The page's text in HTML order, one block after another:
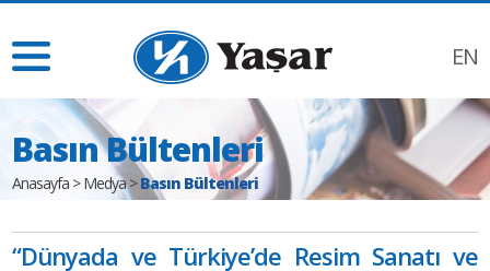
EN
Basın Bültenleri
Anasayfa >Medya>Basın Bültenleri
“Dünyada ve Türkiye’de Resim Sanatı ve